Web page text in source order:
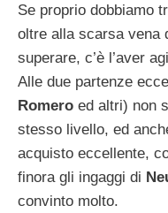
Se proprio dobbiamo
oltre alla scarsa vena
superare, c’è l’aver
Alle due partenze
Romero ed altri) non
stesso livello, ed
acquisto eccellente,
finora gli ingaggi di
convinto molto.